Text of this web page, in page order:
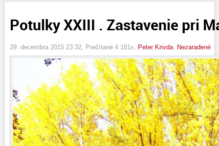
Potulky XXIII . Zastavenie pri
29. decembra 2015 23:32 , Prečítané 4 181x, Peter Krivda Nezaradené